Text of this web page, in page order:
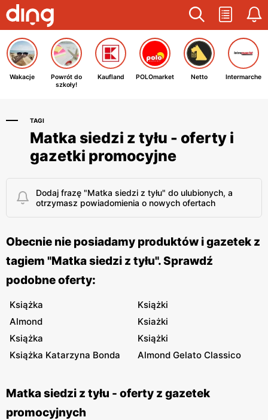
Wakacje
Powrót do
szkoły!
Kaufland POLOmarket Netto Intermarche
TAGI
Matka siedzi z tyłu - oferty i
gazetki promocyjne
Dodaj frazę "Matka siedzi z tyłu" do ulubionych, a
otrzymasz powiadomienia o nowych ofertach
Obecnie nie posiadamy produktów i gazetek z
tagiem "Matka siedzi z tyłu". Sprawdź
podobne oferty:
Książka
Książki
Almond
Ksiażki
Książka
Książki
Książka Katarzyna Bonda
Almond Gelato Classico
Matka siedzi z tyłu - oferty z gazetek
promocyjnych